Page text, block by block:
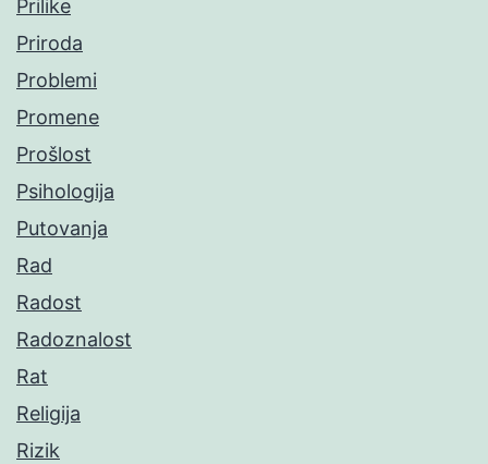
Prilike
Priroda
Problemi
Promene
Prošlost
Psihologija
Putovanja
Rad
Radost
Radoznalost
Rat
Religija
Rizik